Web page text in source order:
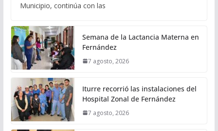
Municipio, continúa con las
Semana de la Lactancia Materna en
Fernández
7 agosto, 2026
Iturre recorrió las instalaciones del
Hospital Zonal de Fernández
7 agosto, 2026